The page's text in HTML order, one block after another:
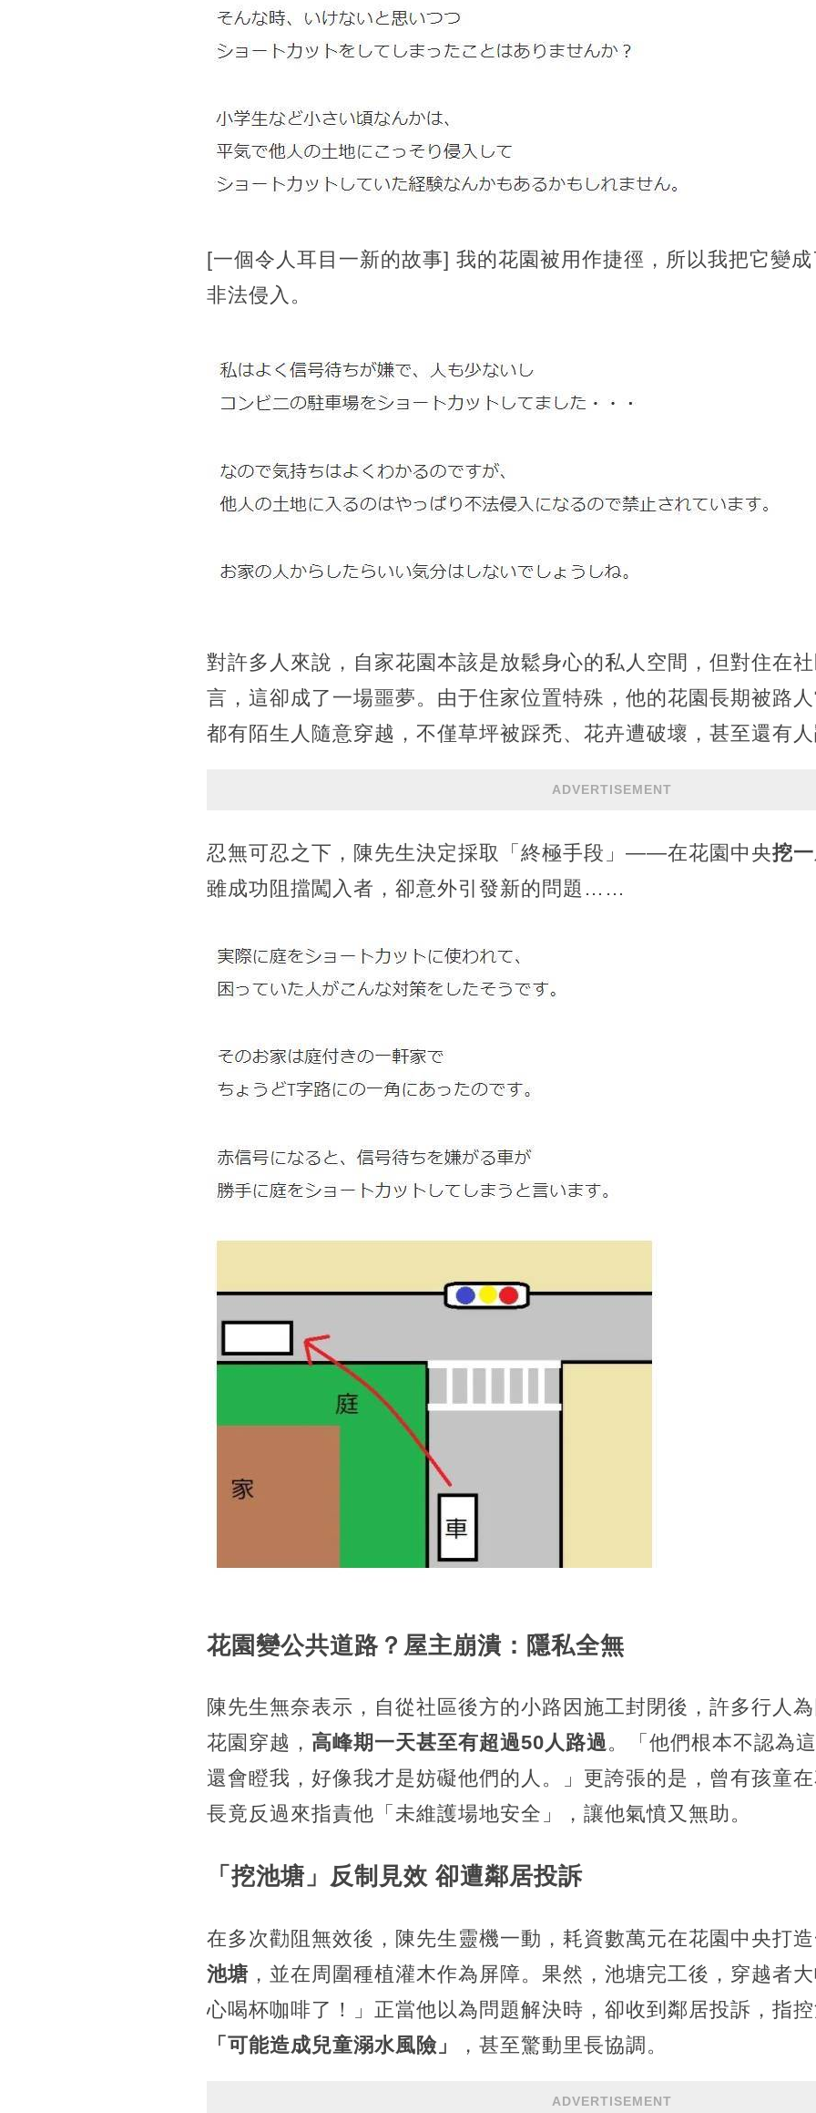
[一個令人耳目一新的故事] 我的花園被用作捷徑，所以我把它變
非法侵入。
對許多人來說，自家花園本該是放鬆身心的私人空間，但對住在
言，這卻成了一場噩夢。由于住家位置特殊，他的花園長期被路
都有陌生人隨意穿越，不僅草坪被踩禿、花卉遭破壞，甚至還有人
ADVERTISEMENT
忍無可忍之下，陳先生決定採取「終極手段」——在花園中央挖
雖成功阻擋闖入者，卻意外引發新的問題……
花園變公共道路？屋主崩潰：隱私全無
陳先生無奈表示，自從社區後方的小路因施工封閉後，許多行人
花園穿越， 高峰期一天甚至有超過50人路過。「他們根本不認為
還會瞪我，好像我才是妨礙他們的人。」更誇張的是，曾有孩童
長竟反過來指責他「未維護場地安全」，讓他氣憤又無助。
「挖池塘」反制見效 卻遭鄰居投訴
在多次勸阻無效後，陳先生靈機一動，耗資數萬元在花園中央打
池塘 ，並在周圍種植灌木作為屏障。果然，池塘完工後，穿越者
心喝杯咖啡了！」正當他以為問題解決時，卻收到鄰居投訴，指
「可能造成兒童溺水風險」
，甚至驚動里長協調。
ADVERTISEMENT